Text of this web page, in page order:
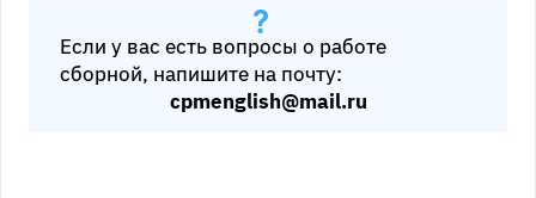
Если у вас есть вопросы о работе
сборной, напишите на почту:
cpmenglish@mail.ru